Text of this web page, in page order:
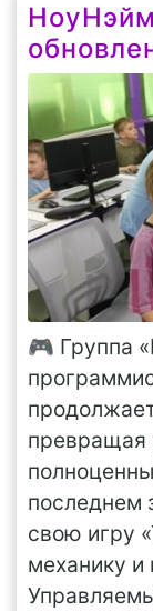
🎮 Группа
превращая
последнем
свою игру
механику